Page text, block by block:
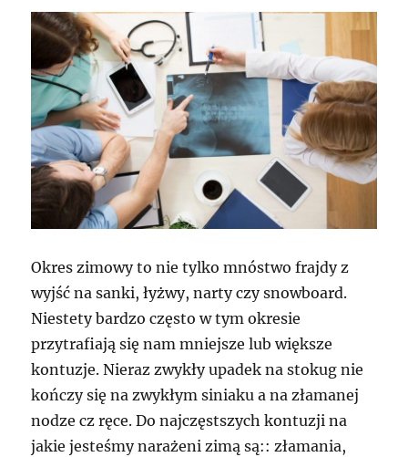
Okres zimowy to nie tylko mnóstwo frajdy z
wyjść na sanki, łyżwy, narty czy snowboard.
Niestety bardzo często w tym okresie
przytrafiają się nam mniejsze lub większe
kontuzje. Nieraz zwykły upadek na stokug nie
kończy się na zwykłym siniaku a na złamanej
nodze cz ręce. Do najczęstszych kontuzji na
jakie jesteśmy narażeni zimą są:: złamania,